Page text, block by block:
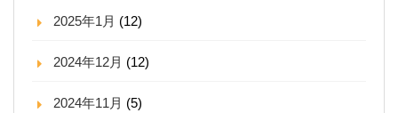
2025年1月 (12)
2024年12月 (12)
2024年11月 (5)